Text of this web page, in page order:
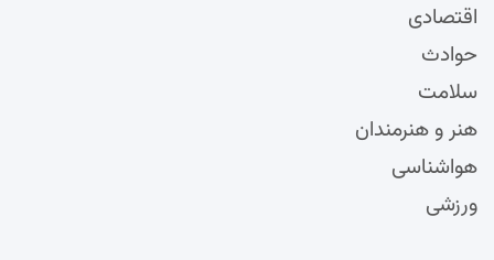
اقتصادی
حوادث
سلامت
هنر و هنرمندان
هواشناسی
ورزشی